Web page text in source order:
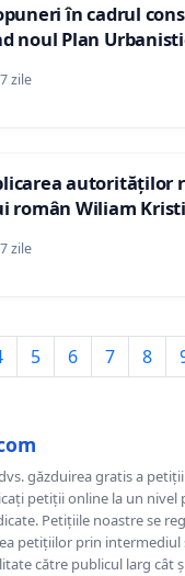
în cadrul
noul Plan
zile
autorităților
român Wiliam
în plasament în
zile
5 6 7 8
găzduirea gratis a
petiții online la un nivel
Petițiile noastre se
petițiilor prin
către publicul larg cât